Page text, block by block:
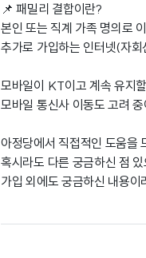
📌 패밀리 결합이란?
본인 또는 직계 가족 명의로
추가로 가입하는 인터넷(자
모바일이 KT이고 계속 유지
모바일 통신사 이동도 고려
아정당에서 직접적인 도움을
혹시라도 다른 궁금하신 점
가입 외에도 궁금하신 내용